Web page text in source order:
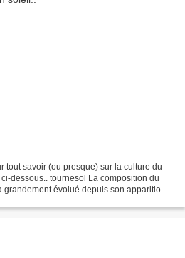
tout savoir (ou presque) sur la culture du
dessous.. tournesol La composition du
évolué depuis son apparition